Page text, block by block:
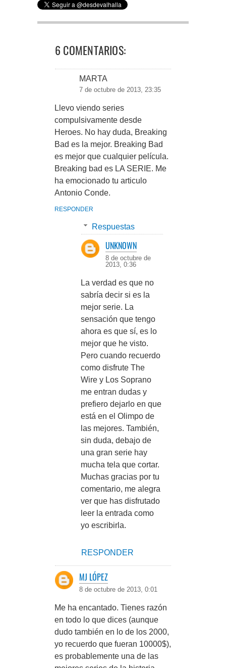
6 COMENTARIOS:
MARTA
7 de octubre de 2013, 23:35
Llevo viendo series
compulsivamente desde
Heroes. No hay duda, Breaking
Bad es la mejor. Breaking Bad
es mejor que cualquier película.
Breaking bad es LA SERIE. Me
ha emocionado tu articulo
Antonio Conde.
RESPONDER
Respuestas
UNKNOWN
8 de octubre de
2013, 0:36
La verdad es que no
sabría decir si es la
mejor serie. La
sensación que tengo
ahora es que sí, es lo
mejor que he visto.
Pero cuando recuerdo
como disfrute The
Wire y Los Soprano
me entran dudas y
prefiero dejarlo en que
está en el Olimpo de
las mejores. También,
sin duda, debajo de
una gran serie hay
mucha tela que cortar.
Muchas gracias por tu
comentario, me alegra
ver que has disfrutado
leer la entrada como
yo escribirla.
RESPONDER
MJ LÓPEZ
8 de octubre de 2013, 0:01
Me ha encantado. Tienes razón
en todo lo que dices (aunque
dudo también en lo de los 2000,
yo recuerdo que fueran 10000$),
es probablemente una de las